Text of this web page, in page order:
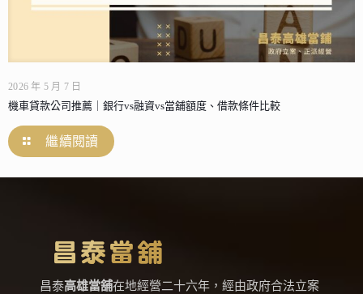
2026 年 5 月 7 日
機車貸款公司推薦｜銀行vs融資vs當舖額度、借款條件比較
繼續閱讀
昌泰高雄當舖在地經營二十六年，經由政府合法立案